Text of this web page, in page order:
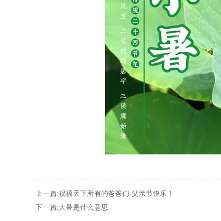
上一篇:祝福天下所有的爸爸们-父亲节快乐！
下一篇:大暑是什么意思